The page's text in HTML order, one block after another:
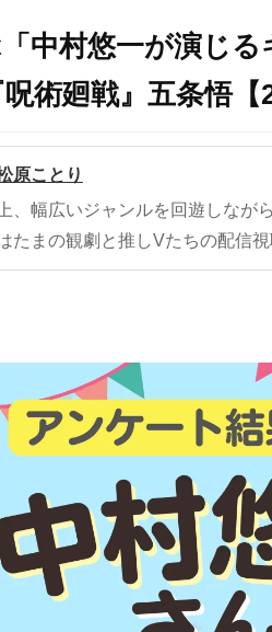
中村悠一が演じ
術廻戦』五条悟【
原ことり
、幅広いジャンルを回遊しなが
たまの観劇と推しVたちの配信視